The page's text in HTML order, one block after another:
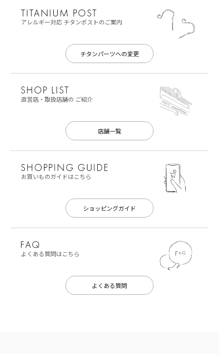
アレルギー対応チタンポストのご案内
チタンパーツへの変更
直営店・取扱店舗の ご紹介
店舗一覧
お買いものガイドはこちら
ショッピングガイド
よくある質問はこちら
よくある質問